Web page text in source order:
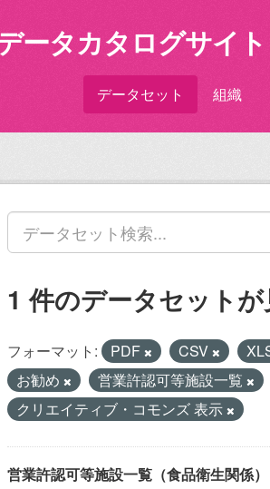
ータカタログサイト
データセット 組織
1 件のデータセット
フォーマット: PDF CSV
お勧め
営業許認可等施設一覧
クリエイティブ・コモンズ 表示
営業許認可等施設一覧（食品衛生関係）